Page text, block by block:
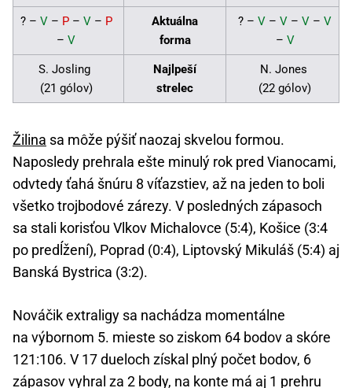
? – V– P– V– P
– V
Aktuálna
forma
? – V – V – V – V
– V
S. Josling
(21 gólov)
Najlpeší
strelec
N. Jones
(22 gólov)
Žilina sa môže pýšiť naozaj skvelou formou.
Naposledy prehrala ešte minulý rok pred Vianocami,
odvtedy ťahá šnúru 8 víťazstiev, až na jeden to boli
všetko trojbodové zárezy. V posledných zápasoch
sa stali korisťou Vlkov Michalovce (5:4), Košice (3:4
po predĺžení), Poprad (0:4), Liptovský Mikuláš (5:4) aj
Banská Bystrica (3:2).
Nováčik extraligy sa nachádza momentálne
na výbornom 5. mieste so ziskom 64 bodov a skóre
121:106. V 17 dueloch získal plný počet bodov, 6
zápasov vyhral za 2 body, na konte má aj 1 prehru